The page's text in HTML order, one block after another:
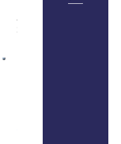
August 8,
2026